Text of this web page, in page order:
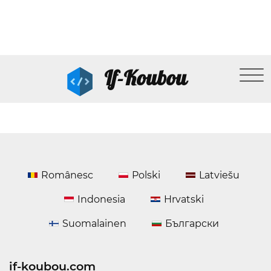
If-Koubou
Românesc Polski Latviešu
Indonesia Hrvatski
Suomalainen Български
if-koubou.com